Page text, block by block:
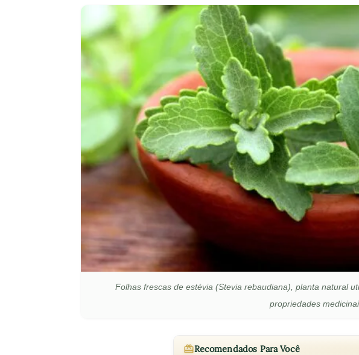
Folhas frescas de estévia (Stevia rebaudiana), planta natural
propriedades
Recomendados Para Você